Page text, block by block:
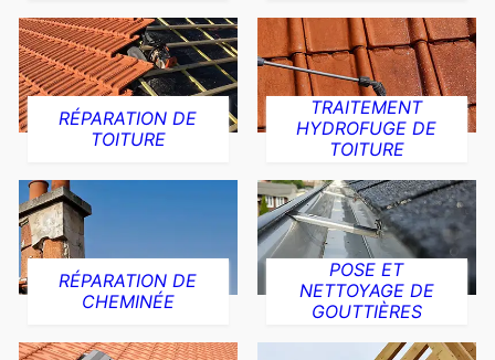
RÉPARATION DE
TOITURE
TRAITEMENT
HYDROFUGE DE
TOITURE
RÉPARATION DE
CHEMINÉE
POSE ET
NETTOYAGE DE
GOUTTIÈRES